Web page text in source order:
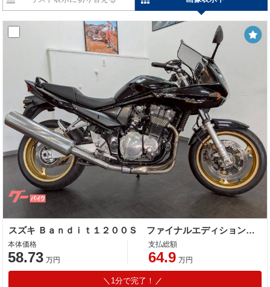
スズキ Ｂａｎｄｉｔ１２００Ｓ ファイナルエディションＡＢＳ搭載モデル
本体価格
58.73 万円
支払総額
64.9 万円
1分で完了！